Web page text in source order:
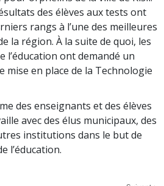
des élèves aux tests ont
rangs à l’une des meilleures
la région. À la suite de quoi, les
l’éducation ont demandé un
mise en place de la Technologie
des enseignants et des élèves
avec des élus municipaux, des
institutions dans le but de
l’éducation.